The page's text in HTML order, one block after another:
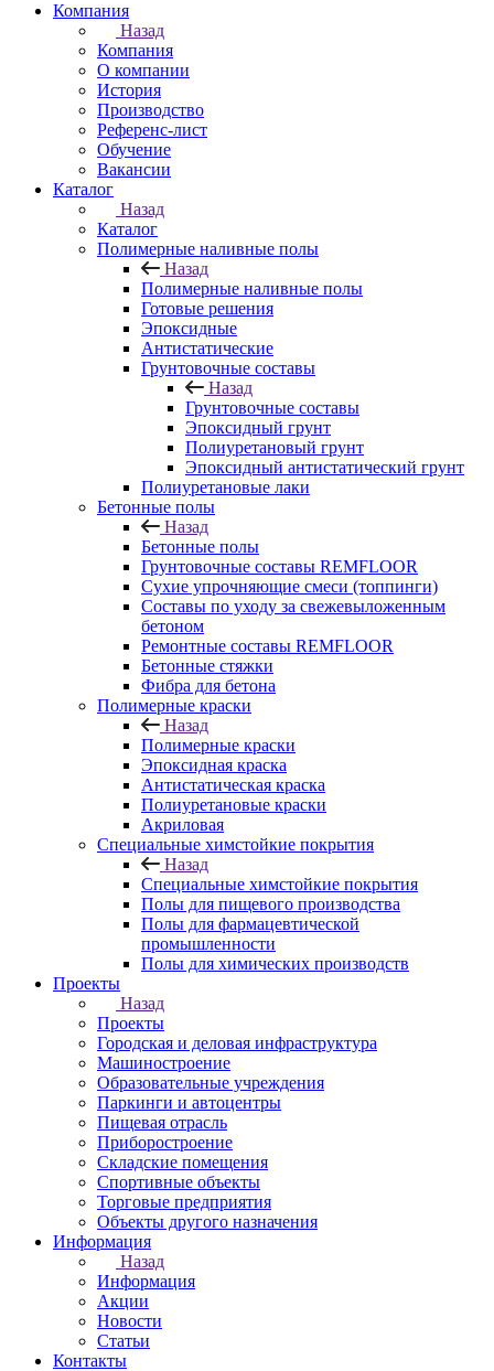
Компания
Назад
Компания
О компании
История
Производство
Референс-лист
Обучение
Вакансии
Каталог
Назад
Каталог
Полимерные наливные полы
Назад
Полимерные наливные полы
Готовые решения
Эпоксидные
Антистатические
Грунтовочные составы
Назад
Грунтовочные составы
Эпоксидный грунт
Полиуретановый грунт
Эпоксидный антистатический грунт
Полиуретановые лаки
Бетонные полы
Назад
Бетонные полы
Грунтовочные составы REMFLOOR
Сухие упрочняющие смеси (топпинги)
Составы по уходу за свежевыложенным
бетоном
Ремонтные составы REMFLOOR
Бетонные стяжки
Фибра для бетона
Полимерные краски
Назад
Полимерные краски
Эпоксидная краска
Антистатическая краска
Полиуретановые краски
Акриловая
Специальные химстойкие покрытия
Назад
Специальные химстойкие покрытия
Полы для пищевого производства
Полы для фармацевтической
промышленности
Полы для химических производств
Проекты
Назад
Проекты
Городская и деловая инфраструктура
Машиностроение
Образовательные учреждения
Паркинги и автоцентры
Пищевая отрасль
Приборостроение
Складские помещения
Спортивные объекты
Торговые предприятия
Объекты другого назначения
Информация
Назад
Информация
Акции
Новости
Статьи
Контакты